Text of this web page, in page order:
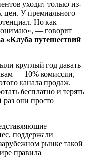
уходит только из-
цен. У премиального
Но как
— говорит
«Клуба путешествий
круглый год давать
— 10% комиссии,
канала продаж.
бесплатно и терять
они просто
поддержали
рынке такой
правила